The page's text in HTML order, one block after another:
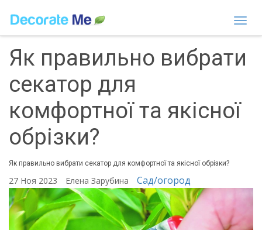
Як правильно вибрати
секатор для
комфортної та якісної
обрізки?
Як правильно вибрати секатор для комфортної та якісної обрізки?
27 Ноя 2023 Елена Зарубина Сад/огород